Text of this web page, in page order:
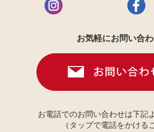
お気軽にお問い合
お電話でのお問い合わせは下記
（タップで電話をかける